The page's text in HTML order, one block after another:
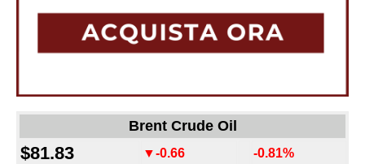
Brent Crude Oil
$81.83 ▼-0.66 -0.81%